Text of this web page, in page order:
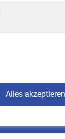
Alles akzeptieren